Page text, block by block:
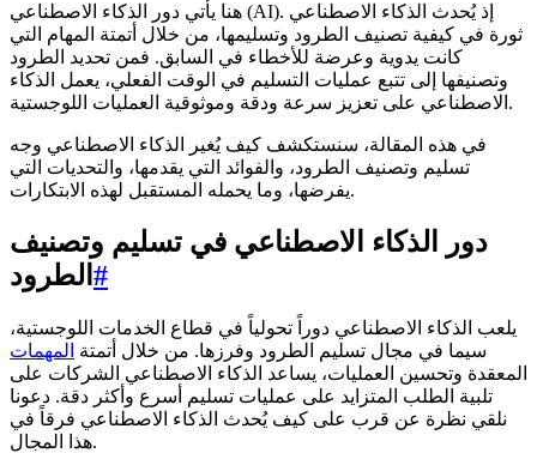
هنا يأتي دور الذكاء الاصطناعي (AI). إذ يُحدث الذكاء الاصطناعي
ثورة في كيفية تصنيف الطرود وتسليمها، من خلال أتمتة المهام التي
كانت يدوية وعرضة للأخطاء في السابق. فمن تحديد الطرود
وتصنيفها إلى تتبع عمليات التسليم في الوقت الفعلي، يعمل الذكاء
الاصطناعي على تعزيز سرعة ودقة وموثوقية العمليات اللوجستية.
في هذه المقالة، سنستكشف كيف يُغير الذكاء الاصطناعي وجه
تسليم وتصنيف الطرود، والفوائد التي يقدمها، والتحديات التي
يفرضها، وما يحمله المستقبل لهذه الابتكارات.
دور الذكاء الاصطناعي في تسليم وتصنيف
الطرود #
يلعب الذكاء الاصطناعي دوراً تحولياً في قطاع الخدمات اللوجستية،
سيما في مجال تسليم الطرود وفرزها. من خلال أتمتة المهمات
المعقدة وتحسين العمليات، يساعد الذكاء الاصطناعي الشركات على
تلبية الطلب المتزايد على عمليات تسليم أسرع وأكثر دقة. دعونا
نلقي نظرة عن قرب على كيف يُحدث الذكاء الاصطناعي فرقاً في
هذا المجال.